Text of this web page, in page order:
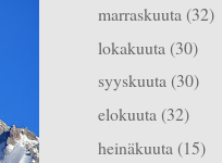
marraskuuta (32)
lokakuuta (30)
syyskuuta(30)
elokuuta(32)
heinäkuuta (15)